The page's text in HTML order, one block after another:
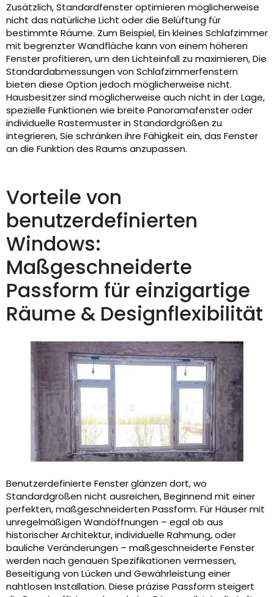
Zusätzlich, Standardfenster optimieren möglicherweise
nicht das natürliche Licht oder die Belüftung für
bestimmte Räume. Zum Beispiel, Ein kleines Schlafzimmer
mit begrenzter Wandfläche kann von einem höheren
Fenster profitieren, um den Lichteinfall zu maximieren, Die
Standardabmessungen von Schlafzimmerfenstern
bieten diese Option jedoch möglicherweise nicht.
Hausbesitzer sind möglicherweise auch nicht in der Lage,
spezielle Funktionen wie breite Panoramafenster oder
individuelle Rastermuster in Standardgrößen zu
integrieren, Sie schränken ihre Fähigkeit ein, das Fenster
an die Funktion des Raums anzupassen.
Vorteile von
benutzerdefinierten
Windows:
Maßgeschneiderte
Passform für einzigartige
Räume & Designflexibilität
Benutzerdefinierte Fenster glänzen dort, wo
Standardgrößen nicht ausreichen, Beginnend mit einer
perfekten, maßgeschneiderten Passform. Für Häuser mit
unregelmäßigen Wandöffnungen – egal ob aus
historischer Architektur, individuelle Rahmung, oder
bauliche Veränderungen – maßgeschneiderte Fenster
werden nach genauen Spezifikationen vermessen,
Beseitigung von Lücken und Gewährleistung einer
nahtlosen Installation. Diese präzise Passform steigert